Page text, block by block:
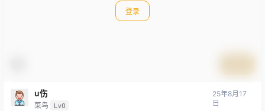
登录
u伤
菜鸟 Lv0
25年8月17
日